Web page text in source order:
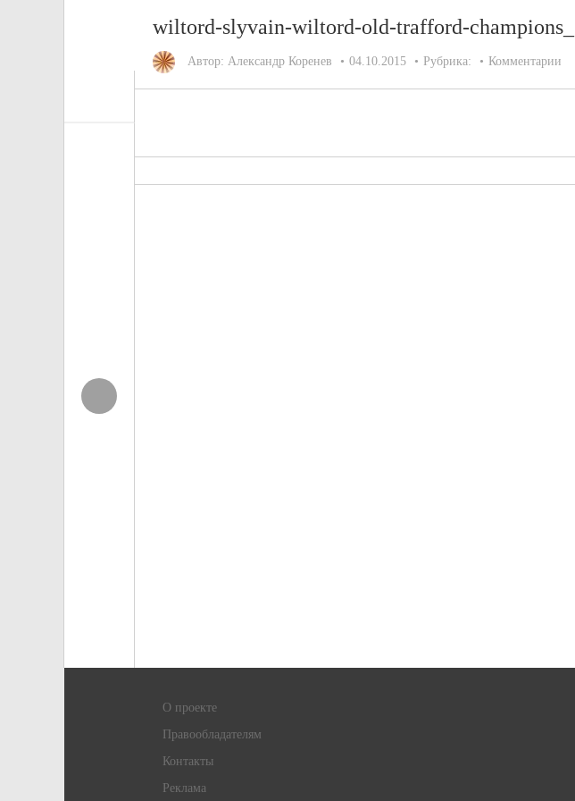
wiltord-slyvain-wiltord-old-trafford-
Автор: Александр Коренев 04.10.2015 Рубрика: Комментарии
О проекте
Правообладателям
Контакты
Реклама